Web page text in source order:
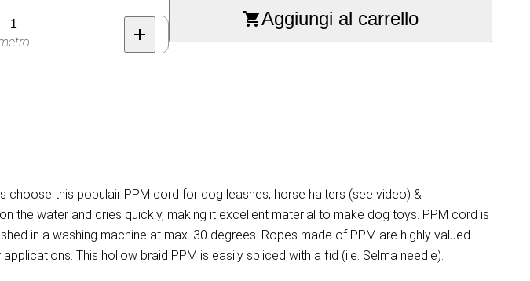
Aggiungi al carrello
this populair PPM cord for dog leashes, horse halters (see video) &
the water and dries quickly, making it excellent material to make dog toys. PPM cord is
in a washing machine at max. 30 degrees. Ropes made of PPM are highly valued
This hollow braid PPM is easily spliced with a fid (i.e. Selma needle).